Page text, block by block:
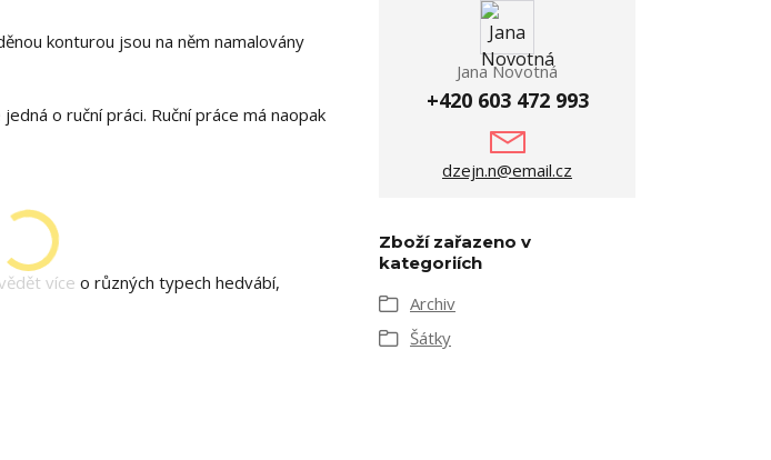
konturou jsou na něm namalovány
o ruční práci. Ruční práce má naopak
více o různých typech hedvábí,
Jana Novotná
+420 603 472 993
dzejn.n@email.cz
Zboží zařazeno v
kategoriích
Archiv
Šátky